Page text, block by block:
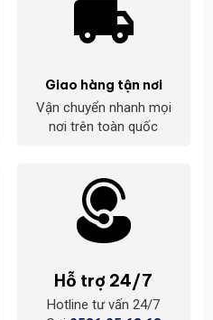
Giao hàng tận nơi
Vận chuyển nhanh mọi
nơi trên toàn quốc
Hỗ trợ 24/7
Hotline tư vấn 24/7